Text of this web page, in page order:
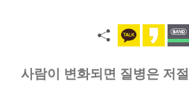
사람이 변화되면 질병은 저